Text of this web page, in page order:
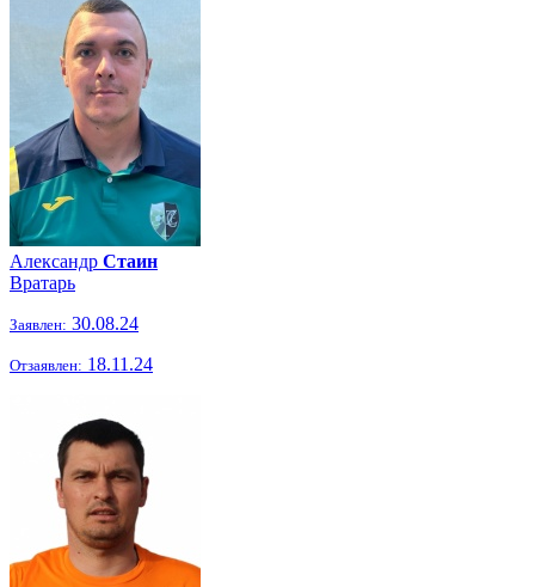
Александр Стаин
Вратарь
Заявлен: 30.08.24
Отзаявлен: 18.11.24